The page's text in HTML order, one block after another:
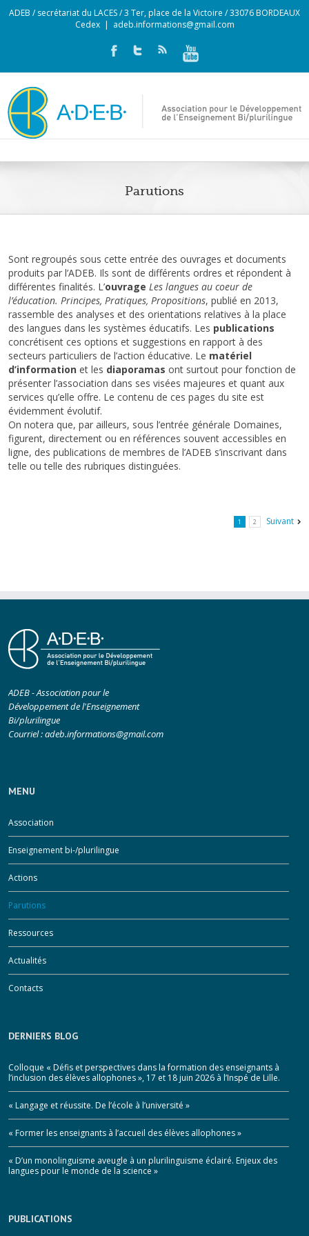
ADEB / secrétariat du LACES / 3 Ter, place de la Victoire / 33076 BORDEAUX
Cedex | adeb.informations@gmail.com
Parutions
Sont regroupés sous cette entrée des ouvrages et documents
produits par l’ADEB. Ils sont de différents ordres et répondent à
différentes finalités. L’ouvrage Les langues au coeur de
l’éducation. Principes, Pratiques, Propositions, publié en 2013,
rassemble des analyses et des orientations relatives à la place
des langues dans les systèmes éducatifs. Les publications
concrétisent ces options et suggestions en rapport à des
secteurs particuliers de l’action éducative. Le matériel
d’information et les diaporamas ont surtout pour fonction de
présenter l’association dans ses visées majeures et quant aux
services qu’elle offre. Le contenu de ces pages du site est
évidemment évolutif.
On notera que, par ailleurs, sous l’entrée générale Domaines,
figurent, directement ou en références souvent accessibles en
ligne, des publications de membres de l’ADEB s’inscrivant dans
telle ou telle des rubriques distinguées.
1 2 Suivant
ADEB - Association pour le
Développement de l'Enseignement
Bi/plurilingue
Courriel :adeb.informations@gmail.com
MENU
Association
Enseignement bi-/plurilingue
Actions
Parutions
Ressources
Actualités
Contacts
DERNIERS BLOG
Colloque « Défis et perspectives dans la formation des enseignants à
l’inclusion des élèves allophones », 17 et 18 juin 2026 à l’Inspé de Lille.
« Langage et réussite. De l’école à l’université »
« Former les enseignants à l’accueil des élèves allophones »
« D’un monolinguisme aveugle à un plurilinguisme éclairé. Enjeux des
langues pour le monde de la science »
PUBLICATIONS